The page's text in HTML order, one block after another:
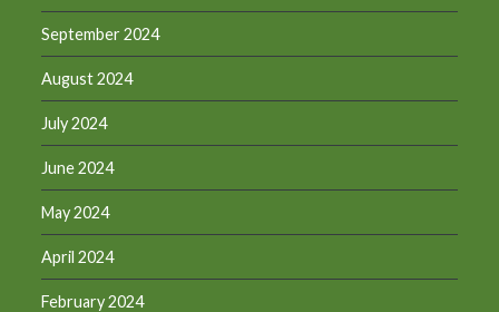
September 2024
August 2024
July 2024
June 2024
May 2024
April 2024
February 2024